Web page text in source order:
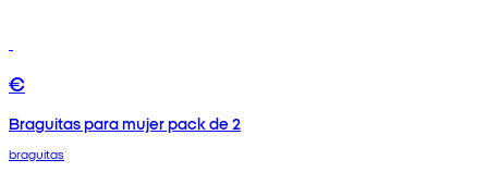
€
Braguitas para mujer pack de 2
braguitas